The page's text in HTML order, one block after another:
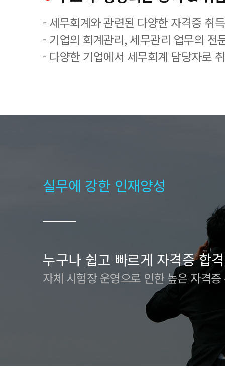
- 세무회계와 관련된 다양한 자격증 취
- 기업의 회계관리, 세무관리 업무의 전
- 다양한 기업에서 세무회계 담당자로
실무에 강한 인재양성
누구나 쉽고 빠르게 자격증 합
자체 시험장 운영으로 인한 높은 자격